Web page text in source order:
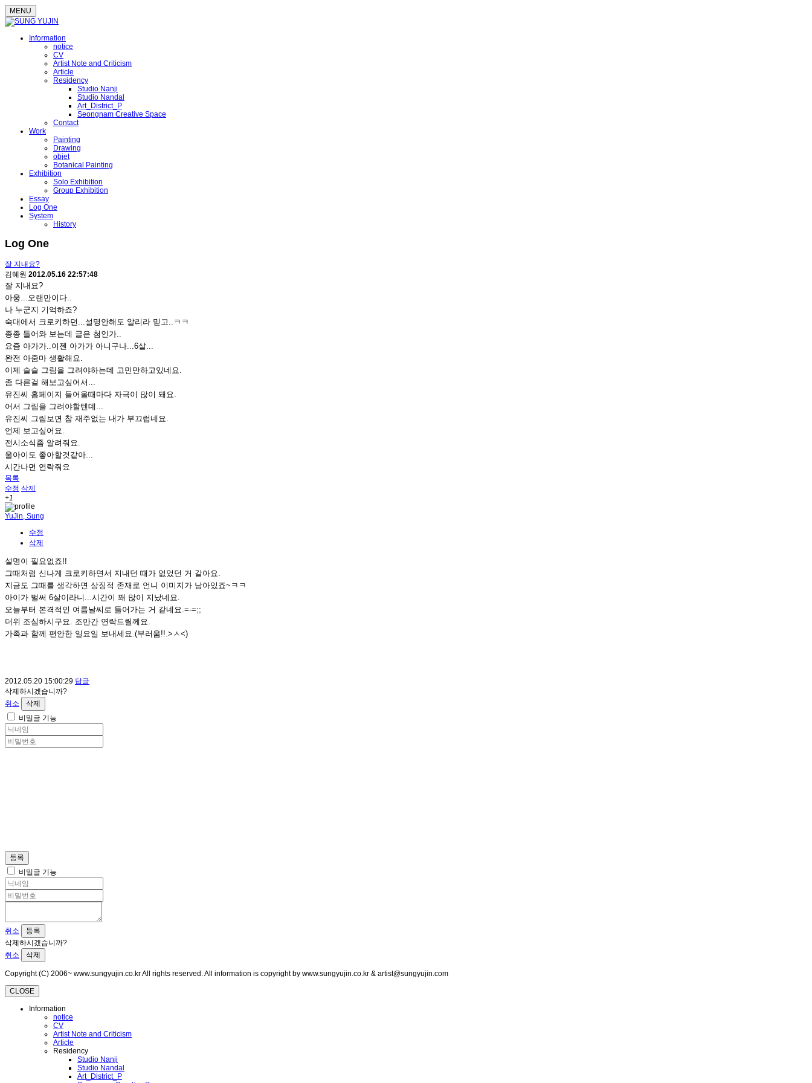
MENU
Information
notice
CV
Artist Note and Criticism
Article
Residency
Studio Nanji
Studio Nandal
Art_District_P
Seongnam Creative Space
Contact
Work
Painting
Drawing
objet
Botanical Painting
Exhibition
Solo Exhibition
Group Exhibition
Essay
Log One
System
History
Log One
잘 지내요?
김혜원 2012.05.16 22:57:48
잘 지내요?
아웅...오랜만이다..
나 누군지 기억하죠?
숙대에서 크로키하던...설명안해도 알리라 믿고..ㅋㅋ
종종 들어와 보는데 글은 첨인가..
요즘 아가가..이젠 아가가 아니구나...6살...
완전 아줌마 생활해요.
이제 슬슬 그림을 그려야하는데 고민만하고있네요.
좀 다른걸 해보고싶어서...
유진씨 홈페이지 들어올때마다 자극이 많이 돼요.
어서 그림을 그려야할텐데...
유진씨 그림보면 참 재주없는 내가 부끄럽네요.
언제 보고싶어요.
전시소식좀 알려줘요.
울아이도 좋아할것같아...
시간나면 연락줘요
목록
수정 삭제
+1
YuJin, Sung
수정
삭제
설명이 필요없죠!!
그때처럼 신나게 크로키하면서 지내던 때가 없었던 거 같아요.
지금도 그때를 생각하면 상징적 존재로 언니 이미지가 남아있죠~ㅋㅋ
아이가 벌써 6살이라니...시간이 꽤 많이 지났네요.
오늘부터 본격적인 여름날씨로 들어가는 거 같네요.=-=;;
더위 조심하시구요. 조만간 연락드릴께요.
가족과 함께 편안한 일요일 보내세요.(부러움!!.>ㅅ<)
2012.05.20 15:00:29 답글
삭제하시겠습니까?
취소
삭제
비밀글 기능
등록
비밀글 기능
취소
등록
삭제하시겠습니까?
취소
삭제
Copyright (C) 2006~ www.sungyujin.co.kr All rights reserved. All information is copyright by www.sungyujin.co.kr & artist@sungyujin.com
CLOSE
Information
notice
CV
Artist Note and Criticism
Article
Residency
Studio Nanji
Studio Nandal
Art_District_P